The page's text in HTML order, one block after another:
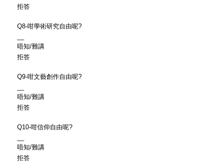
拒答
Q8-咁學術研究自由呢?
唔知/難講
拒答
Q9-咁文藝創作自由呢?
唔知/難講
拒答
Q10-咁信仰自由呢?
唔知/難講
拒答